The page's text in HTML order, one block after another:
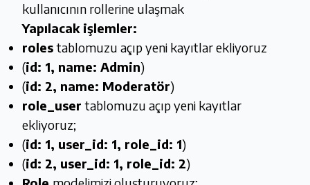
kullanıcının rollerine ulaşmak
Yapılacak işlemler:
rolestablomuzu açıp yeni kayıtlar ekliyoruz
(id: 1, name: Admin)
(id: 2, name: Moderatör)
role_usertablomuzu açıp yeni kayıtlar
ekliyoruz;
(id: 1, user_id: 1, role_id: 1)
(id: 2, user_id: 1, role_id: 2)